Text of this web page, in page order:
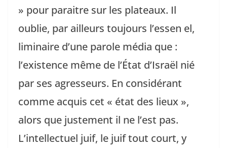
» pour paraitre sur les plateaux. Il
oublie, par ailleurs toujours l’essen el,
liminaire d’une parole média que :
l’existence même de l’État d’Israël nié
par ses agresseurs. En considérant
comme acquis cet « état des lieux »,
alors que justement il ne l’est pas.
L’intellectuel juif, le juif tout court, y